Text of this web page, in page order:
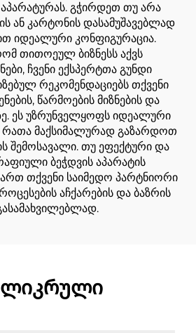
აპარატურას. გჭირდეთ თუ არა
ან კარტონის დასამუშავებლად
იდეალური კონფიგურაცია.
თითოეულ ბიზნესს აქვს
ჩვენი ექსპერტთა გუნდი
რეკომენდაციებს თქვენი
წარმოების მიზნების და
ეს უზრუნველყოფს იდეალური
რათა მაქსიმალურად გაზარდოთ
შემოსავალი. თუ ეფექტური და
ბეჭდვის აპარატის
თქვენი საიმედო პარტნიორი
აჩქარების და ბაზრის